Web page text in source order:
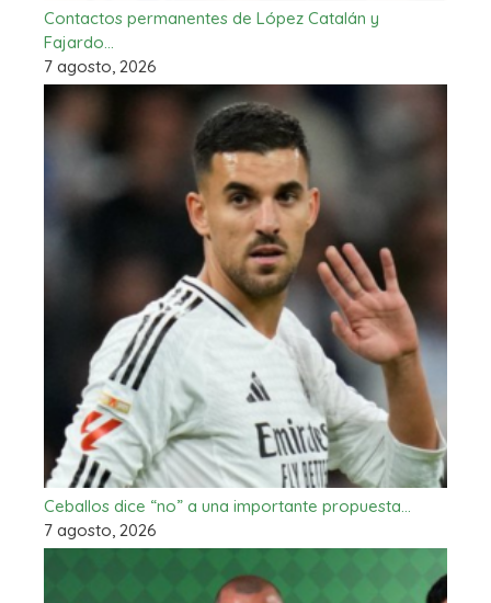
Contactos permanentes de López Catalán y
Fajardo…
7 agosto, 2026
Ceballos dice “no” a una importante propuesta…
7 agosto, 2026